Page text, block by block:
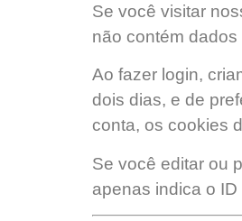
Se você visitar
não contém
Ao fazer login,
dois dias, e de
conta, os cookies
Se você editar ou
apenas indica o